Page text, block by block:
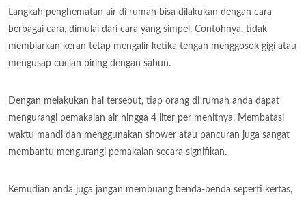
Langkah penghematan air di rumah bisa dilakukan dengan cara
berbagai cara, dimulai dari cara yang simpel. Contohnya, tidak
membiarkan keran tetap mengalir ketika tengah menggosok gigi atau
mengusap cucian piring dengan sabun.
Dengan melakukan hal tersebut, tiap orang di rumah anda dapat
mengurangi pemakaian air hingga 4 liter per menitnya. Membatasi
waktu mandi dan menggunakan shower atau pancuran juga sangat
membantu mengurangi pemakaian secara signifikan.
Kemudian anda juga jangan membuang benda-benda seperti kertas,